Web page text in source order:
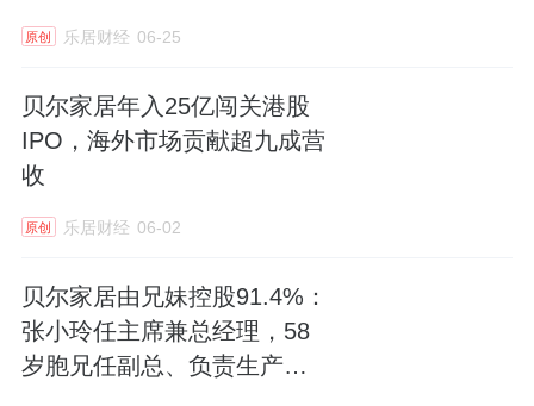
原创 乐居财经 06-25
贝尔家居年入25亿闯关港股
IPO，海外市场贡献超九成营
收
原创 乐居财经 06-02
贝尔家居由兄妹控股91.4%：
张小玲任主席兼总经理，58
岁胞兄任副总、负责生产研